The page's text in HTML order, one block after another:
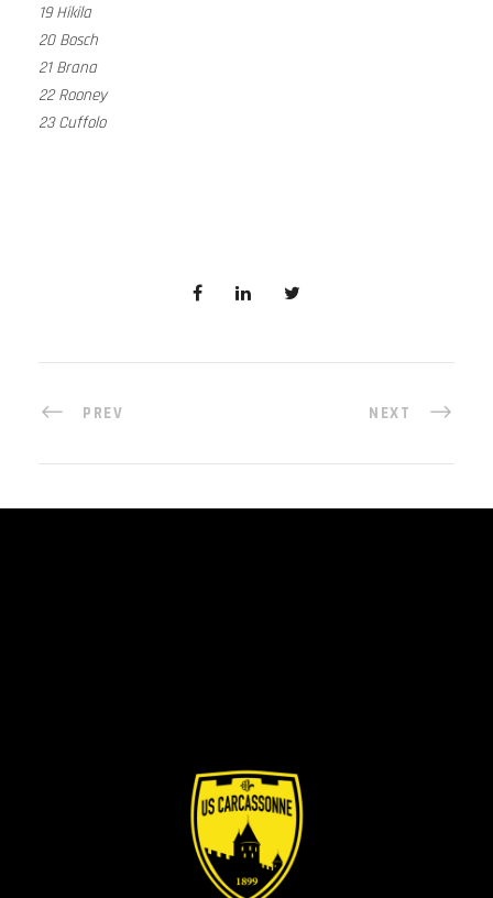
19 Hikila
20 Bosch
21 Brana
22 Rooney
23 Cuffolo
PREV NEXT